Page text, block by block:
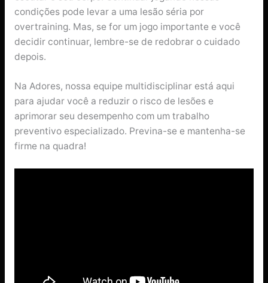
condições pode levar a uma lesão séria por
overtraining. Mas, se for um jogo importante e você
decidir continuar, lembre-se de redobrar o cuidado
depois.
Na Adores, nossa equipe multidisciplinar está aqui
para ajudar você a reduzir o risco de lesões e
aprimorar seu desempenho com um trabalho
preventivo especializado. Previna-se e mantenha-se
firme na quadra!